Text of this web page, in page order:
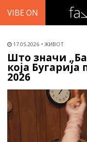
VIBE ON
17.05.2026 ЖИВОТ
Што значи
која
2026